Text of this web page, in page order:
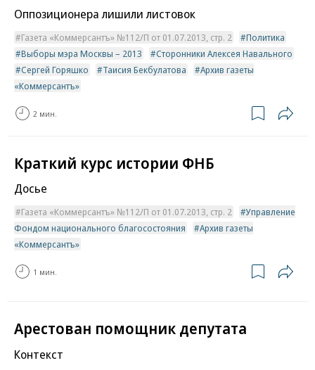
Оппозиционера лишили листовок
Газета «Коммерсантъ» №112/П от 01.07.2013, стр. 2
Политика
Выборы мэра Москвы – 2013
Сторонники Алексея Навального
Сергей Горяшко
Таисия Бекбулатова
Архив газеты
«Коммерсантъ»
2 мин.
Краткий курс истории ФНБ
Досье
Газета «Коммерсантъ» №112/П от 01.07.2013, стр. 2
Управление
Фондом национального благосостояния
Архив газеты
«Коммерсантъ»
1 мин.
Арестован помощник депутата
Контекст